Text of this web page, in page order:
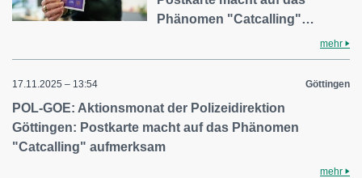
Phänomen "Catcalling"…
mehr
17.11.2025 – 13:54 Göttingen
POL-GOE: Aktionsmonat der Polizeidirektion
Göttingen: Postkarte macht auf das Phänomen
"Catcalling" aufmerksam
mehr